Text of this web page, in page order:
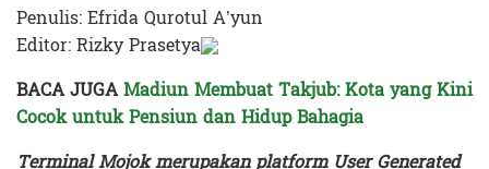
Penulis: Efrida Qurotul A’yun
Editor: Rizky Prasetya
BACA JUGAMadiun Membuat Takjub: Kota yang Kini
Cocok untuk Pensiun dan Hidup Bahagia
Terminal Mojok merupakan platform User Generated